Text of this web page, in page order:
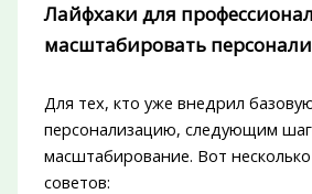
Лайфхаки для
масштабировать
Для тех, кто уже внедрил
персонализацию, следующим
масштабирование. Вот несколько
советов: